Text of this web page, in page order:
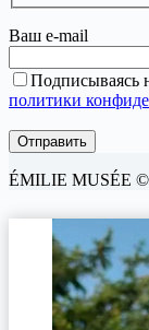
Ваш e-mail
Подписываясь
политики
ÉMILIE MUSÉE ©